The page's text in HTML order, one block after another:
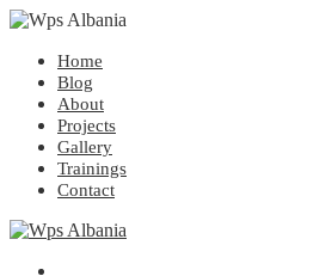
Home
Blog
About
Projects
Gallery
Trainings
Contact